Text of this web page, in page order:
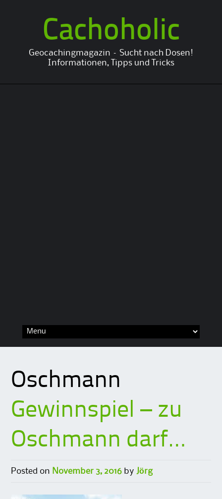
Cachoholic
Geocachingmagazin – Sucht nach Dosen!
Informationen, Tipps und Tricks
Oschmann
Gewinnspiel – zu
Oschmann darf…
Posted on November 3, 2016 by Jörg